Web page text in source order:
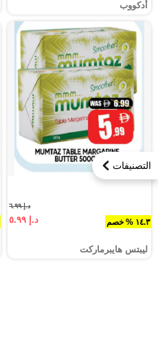
التصنيفات
أدكووب
١٤.٣ % خصم
د.إ ٦.٩٩
د.إ ٥.٩٩
ليبتس هايبرماركت